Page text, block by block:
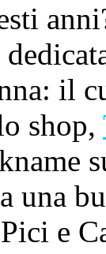
il
shop,
una
e